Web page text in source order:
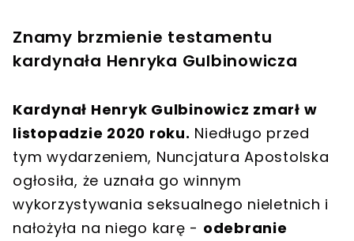
Znamy brzmienie testamentu
kardynała Henryka Gulbinowicza
Kardynał Henryk Gulbinowicz zmarł w
listopadzie 2020 roku. Niedługo przed
tym wydarzeniem, Nuncjatura Apostolska
ogłosiła, że uznała go winnym
wykorzystywania seksualnego nieletnich i
nałożyła na niego karę - odebranie